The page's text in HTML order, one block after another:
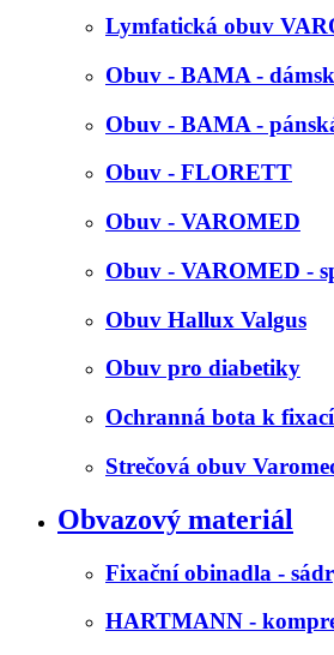
Lymfatická obuv
Obuv - BAMA -
Obuv - BAMA -
Obuv - FLORETT
Obuv - VAROMED
Obuv - VAROMED -
Obuv Hallux Valgus
Obuv pro diabetiky
Ochranná bota k
Strečová obuv
Obvazový materiál
Fixační obinadla -
HARTMANN -